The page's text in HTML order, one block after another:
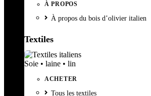
À PROPOS
À propos du bois d’olivier italien
Textiles
Soie • laine • lin
ACHETER
Tous les textiles